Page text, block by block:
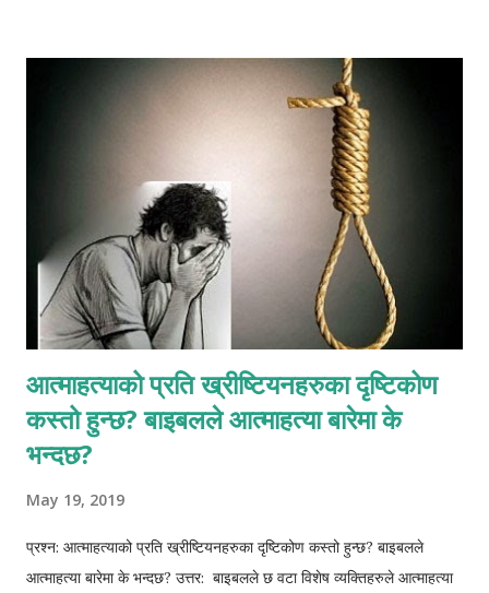
येशूले यो घोषणा गर्नुभो, “पिता र म एक हौँ” (यूहन्ना १०:३०), यहाँ ऊहाँले यो भन्न
खोज्दै हुनुहुन्छ कि ऊहाँ र पिता एउटै स्वभाव र आत्माको हुनुहुन्छ। यूहन्ना ८:५८
आर्को उदाहरण हो। “येशूले भनुभयो, साँच्चै म तिमीहरुलाई भन्दछु, अब्राहम हुनुभन्दा
अघिबाटै, म छँदैछु!” जुन यहूदीहरुले यो कथन सुने ऊनीहरुको...
आत्माहत्याको प्रति ख्रीष्टियनहरुका दृष्टिकोण
कस्तो हुन्छ? बाइबलले आत्माहत्या बारेमा के
भन्दछ?
May 19, 2019
प्रश्न: आत्माहत्याको प्रति ख्रीष्टियनहरुका दृष्टिकोण कस्तो हुन्छ? बाइबलले
आत्माहत्या बारेमा के भन्दछ? उत्तर: बाइबलले छ वटा विशेष व्यक्तिहरुले आत्माहत्या